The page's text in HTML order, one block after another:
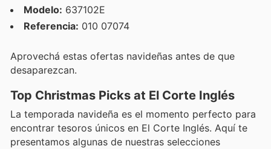
Modelo: 637102E
Referencia: 010 07074
Aprovechá estas ofertas navideñas antes de que
desaparezcan.
Top Christmas Picks at El Corte Inglés
La temporada navideña es el momento perfecto para
encontrar tesoros únicos en El Corte Inglés. Aquí te
presentamos algunas de nuestras selecciones